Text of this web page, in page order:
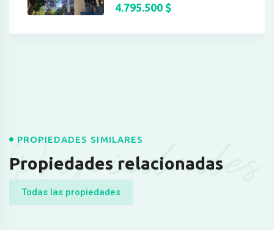
4.795.500 $
Propiedades
PROPIEDADES SIMILARES
Propiedades relacionadas
Todas las propiedades